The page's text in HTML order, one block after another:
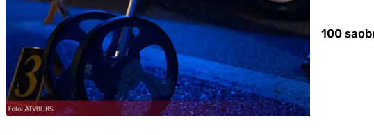
100